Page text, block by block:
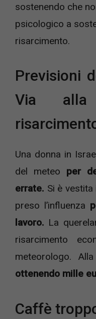
sostenendo che
psicologico a
risarcimento.
Previsioni
Via
Una donna in
del meteo per
errate. Si è
preso l’influenza
lavoro. La
risarcimento
meteorologo.
ottenendo mille
Caffè